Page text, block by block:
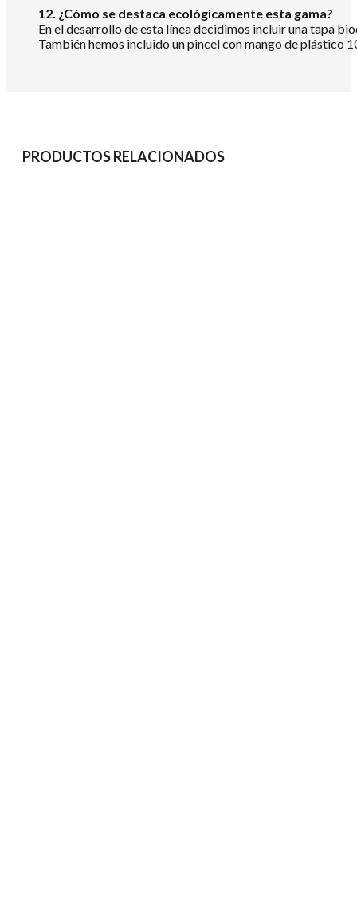
12. ¿Cómo se destaca ecológicamente esta gama?
En el desarrollo de esta línea decidimos incluir una tapa
También hemos incluido un pincel con mango de plástico
PRODUCTOS RELACIONADOS